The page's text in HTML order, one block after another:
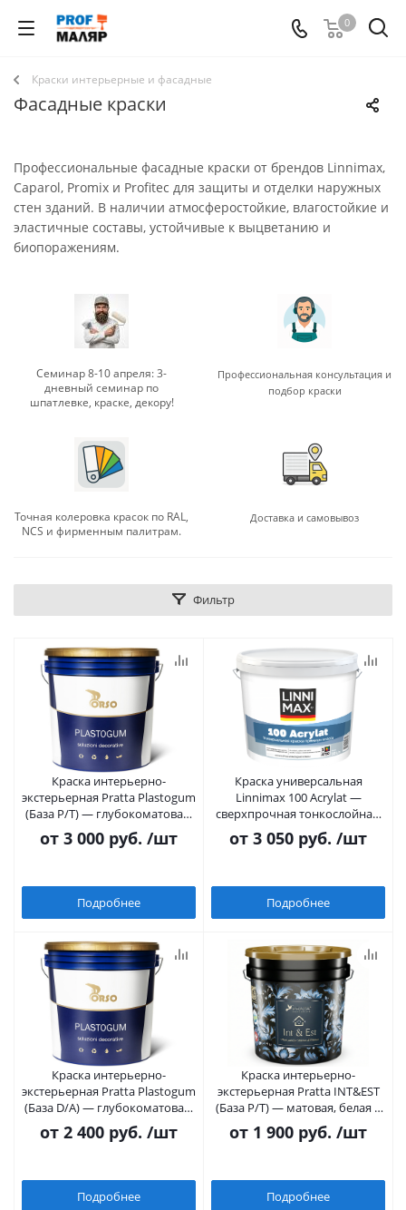
0
Краски интерьерные и фасадные
Фасадные краски
Профессиональные фасадные краски от брендов Linnimax,
Caparol, Promix и Profitec для защиты и отделки наружных
стен зданий. В наличии атмосферостойкие, влагостойкие и
эластичные составы, устойчивые к выцветанию и
биопоражениям.
Семинар 8-10 апреля: 3-
дневный семинар по
шпатлевке, краске, декору!
Профессиональная консультация и
подбор краски
Точная колеровка красок по RAL,
NCS и фирменным палитрам.
Доставка и самовывоз
Фильтр
Краска интерьерно-
экстерьерная Pratta Plastogum
(База P/T) — глубокоматовая,
самоочищающаяся, белая и
под светлые тона
от 3 000 руб. /шт
Подробнее
Краска универсальная
Linnimax 100 Acrylat —
сверхпрочная тонкослойная,
шелковисто-матовая (База 1,
Белая / Светлые тона)
от 3 050 руб. /шт
Подробнее
Краска интерьерно-
экстерьерная Pratta Plastogum
(База D/A) — глубокоматовая,
самоочищающаяся, под
колеровку в темные тона
от 2 400 руб. /шт
Подробнее
Краска интерьерно-
экстерьерная Pratta INT&EST
(База P/T) — матовая, белая и
под светлые тона
от 1 900 руб. /шт
Подробнее